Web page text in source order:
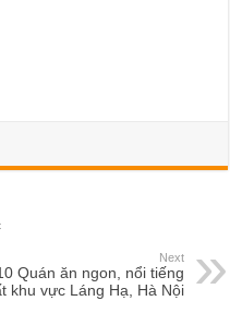
Next
Quán ăn ngon, nổi tiếng
khu vực Láng Hạ, Hà Nội